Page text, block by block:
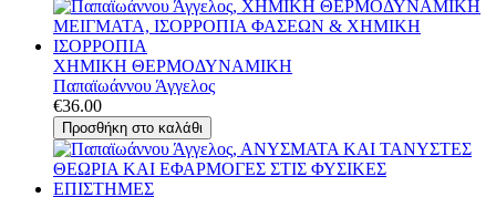
ΧΗΜΙΚΗ ΘΕΡΜΟΔΥΝΑΜΙΚΗ
Παπαϊωάννου Άγγελος
€36.00